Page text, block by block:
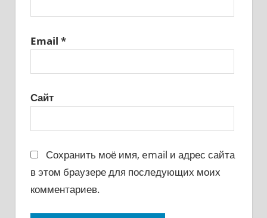
Email *
Сайт
Сохранить моё имя, email и адрес сайта
в этом браузере для последующих моих
комментариев.